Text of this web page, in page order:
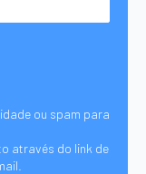
ou spam para
através do link de